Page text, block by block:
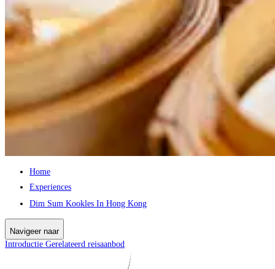
Home
Experiences
Dim Sum Kookles In Hong Kong
Navigeer naar
Introductie Gerelateerd reisaanbod